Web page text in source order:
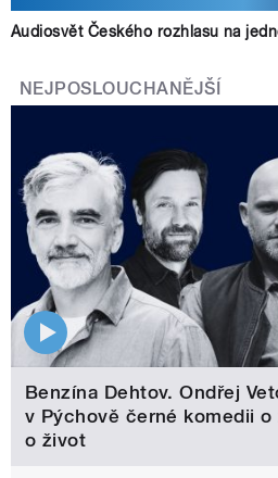
Audiosvět Českého rozhlasu na
NEJPOSLOUCHANĚJŠÍ
Benzína Dehtov. Ondřej
v Pýchově černé komedii
o život